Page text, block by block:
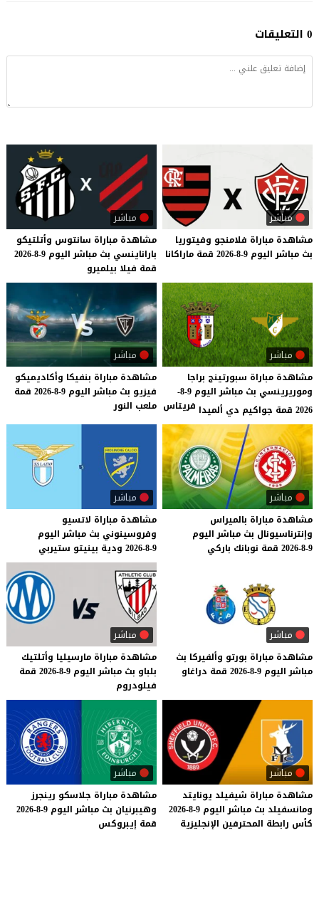
0 التعليقات
مباشر
مشاهدة مباراة فلامنجو وفيتوريا
بث مباشر اليوم 9-8-2026 قمة ماراكانا
مباشر
مشاهدة مباراة سانتوس وأتلتيكو
باراناينسي بث مباشر اليوم 9-8-2026
قمة فيلا بيلميرو
مباشر
مشاهدة مباراة سبورتينج براجا
وموريرينسي بث مباشر اليوم 9-8-
2026 قمة جواكيم دي ألميدا
فريتاس
مباشر
مشاهدة مباراة بنفيكا وأكاديميكو
فيزيو بث مباشر اليوم 9-8-2026
قمة
ملعب النور
مباشر
مشاهدة مباراة بالميراس
وإنترناسيونال بث مباشر اليوم
9-8-2026
قمة نوبانك باركي
مباشر
مشاهدة مباراة لاتسيو
وفروسينوني بث مباشر اليوم
9-8-2026
ودية بينيتو ستيربي
مباشر
مشاهدة مباراة بورتو وألفيركا بث
مباشر اليوم 9-8-2026 قمة دراغاو
مباشر
مشاهدة مباراة مارسيليا وأتلتيك
بلباو بث مباشر اليوم 9-8-2026
قمة
فيلودروم
مباشر
مشاهدة مباراة شيفيلد يونايتد
ومانسفيلد بث مباشر اليوم 9-8-2026
كأس رابطة المحترفين الإنجليزية
مباشر
مشاهدة مباراة جلاسكو رينجرز
وهيبرنيان بث مباشر اليوم 9-8-2026
قمة إيبروكس